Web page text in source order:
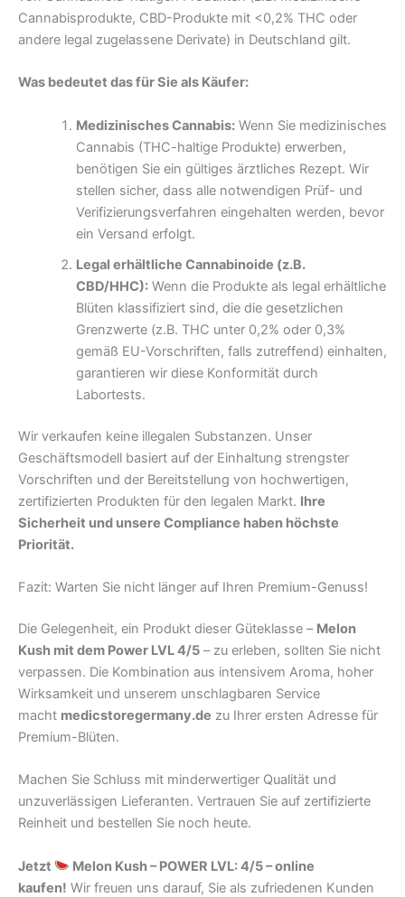
Cannabisprodukte, CBD-Produkte mit <0,2% THC oder
andere legal zugelassene Derivate) in Deutschland gilt.
Was bedeutet das für Sie als Käufer:
Medizinisches Cannabis:Wenn Sie medizinisches
Cannabis (THC-haltige Produkte) erwerben,
benötigen Sie ein gültiges ärztliches Rezept. Wir
stellen sicher, dass alle notwendigen Prüf- und
Verifizierungsverfahren eingehalten werden, bevor
ein Versand erfolgt.
Legal erhältliche Cannabinoide (z.B.
CBD/HHC):Wenn die Produkte als legal erhältliche
Blüten klassifiziert sind, die die gesetzlichen
Grenzwerte (z.B. THC unter 0,2% oder 0,3%
gemäß EU-Vorschriften, falls zutreffend) einhalten,
garantieren wir diese Konformität durch
Labortests.
Wir verkaufen keine illegalen Substanzen. Unser
Geschäftsmodell basiert auf der Einhaltung strengster
Vorschriften und der Bereitstellung von hochwertigen,
zertifizierten Produkten für den legalen Markt. Ihre
Sicherheit und unsere Compliance haben höchste
Priorität.
Fazit: Warten Sie nicht länger auf Ihren Premium-Genuss!
Die Gelegenheit, ein Produkt dieser Güteklasse – Melon
Kush mit dem Power LVL 4/5 – zu erleben, sollten Sie nicht
verpassen. Die Kombination aus intensivem Aroma, hoher
Wirksamkeit und unserem unschlagbaren Service
macht medicstoregermany.de zu Ihrer ersten Adresse für
Premium-Blüten.
Machen Sie Schluss mit minderwertiger Qualität und
unzuverlässigen Lieferanten. Vertrauen Sie auf zertifizierte
Reinheit und bestellen Sie noch heute.
Jetzt
Melon Kush – POWER LVL: 4/5 – online
kaufen! Wir freuen uns darauf, Sie als zufriedenen Kunden